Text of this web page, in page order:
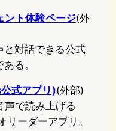
ント体験ページ(外
と対話できる公式
る。
式アプリ)(外部)
声で読み上げる
ーダーアプリ。